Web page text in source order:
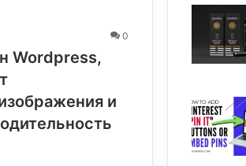
0
Wordpress,
и